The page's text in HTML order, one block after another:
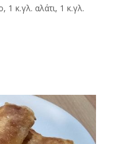
1 κ.γλ. αλάτι, 1 κ.γλ.